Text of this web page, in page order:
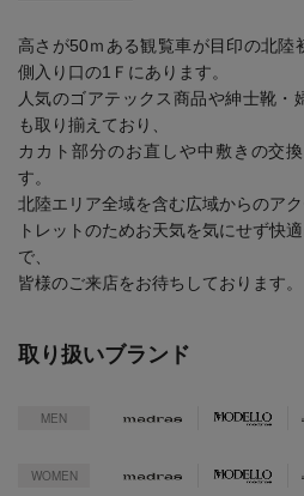
高さが50ｍある観覧車が目印の北陸
側入り口の1Ｆにあります。
人気のゴアテックス商品や紳士靴・
も取り揃えており、
カカト部分のお直しや中敷きの交
す。
北陸エリア全域を含む広域からのア
トレットのためお天気を気にせず快
で、
皆様のご来店をお待ちしております。
取り扱いブランド
MEN
WOMEN